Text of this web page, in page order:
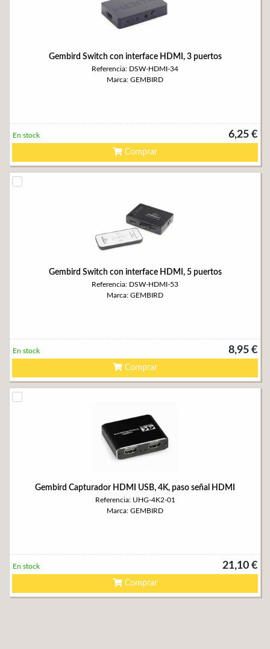
Gembird Switch con interface HDMI, 3 puertos
Referencia: DSW-HDMI-34
Marca: GEMBIRD
6,25 €
En stock
Comprar
Gembird Switch con interface HDMI, 5 puertos
Referencia: DSW-HDMI-53
Marca: GEMBIRD
8,95 €
En stock
Comprar
Gembird Capturador HDMI USB, 4K, paso señal HDMI
Referencia: UHG-4K2-01
Marca: GEMBIRD
21,10 €
En stock
Comprar